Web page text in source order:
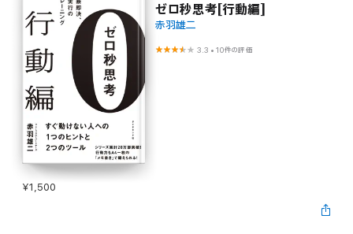
ゼロ秒思考[行動編]
赤羽雄二
3.3 •10件の評価
¥1,500